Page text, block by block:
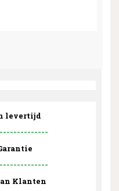
levertijd
Klanten